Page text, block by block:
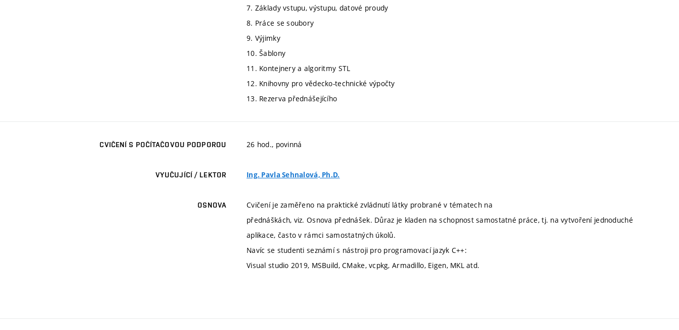
7. Základy vstupu, výstupu, datové proudy
8. Práce se soubory
9. Výjimky
10. Šablony
11. Kontejnery a algoritmy STL
12. Knihovny pro vědecko-technické výpočty
13. Rezerva přednášejícího
CVIČENÍ S POČÍTAČOVOU PODPOROU 26 hod., povinná
VYUČUJÍCÍ / LEKTOR Ing. Pavla Sehnalová, Ph.D.
OSNOVA
Cvičení je zaměřeno na praktické zvládnutí látky probrané v tématech na
přednáškách, viz. Osnova přednášek. Důraz je kladen na schopnost samostatné práce, tj. na vytvoření jednoduché
aplikace, často v rámci samostatných úkolů.
Navíc se studenti seznámí s nástroji pro programovací jazyk C++:
Visual studio 2019, MSBuild, CMake, vcpkg, Armadillo, Eigen, MKL atd.